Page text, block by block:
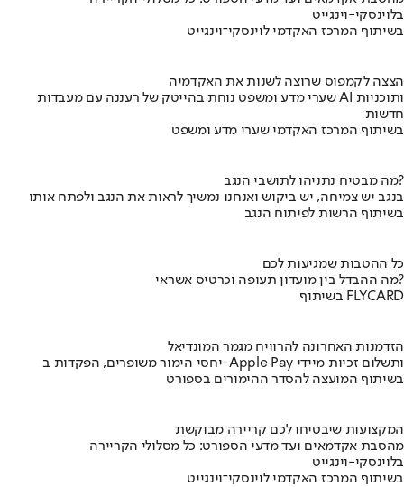
בלוינסקי-וינגייט
בשיתוף המרכז האקדמי לוינסקי־וינגייט
הצצה לקמפוס שרוצה לשנות את האקדמיה
שערי מדע ומשפט נוחת בהייטק של רעננה עם מעבדות AI ותוכניות
חדשות
בשיתוף המרכז האקדמי שערי מדע ומשפט
מה מבטיח נתניהו לתושבי הנגב?
בנגב יש צמיחה, יש ביקוש ואנחנו נמשיך לראות את הנגב ולפתח אותו
בשיתוף הרשות לפיתוח הנגב
כל ההטבות שמגיעות לכם
מה ההבדל בין מועדון תעופה וכרטיס אשראי?
בשיתוף FLYCARD
הזדמנות האחרונה להרוויח מגמר המונדיאל
יחסי הימור משופרים, הפקדות ב-Apple Pay ותשלום זכיות מיידי
בשיתוף המועצה להסדר ההימורים בספורט
המקצועות שיבטיחו לכם קריירה מבוקשת
מהסבת אקדמאים ועד מדעי הספורט: כל מסלולי הקריירה
בלוינסקי-וינגייט
בשיתוף המרכז האקדמי לוינסקי־וינגייט